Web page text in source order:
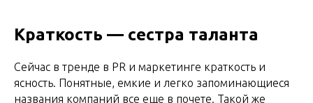
Краткость — сестра таланта
Сейчас в тренде в PR и маркетинге краткость и
ясность. Понятные, емкие и легко запоминающиеся
названия компаний все еще в почете. Такой же